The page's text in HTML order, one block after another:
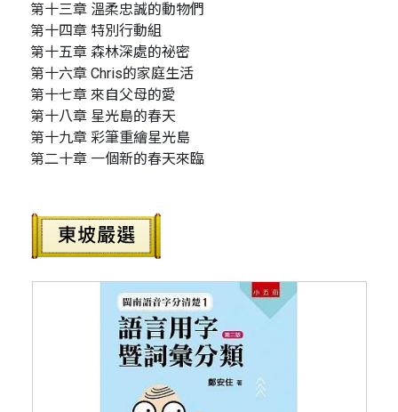
第十三章 溫柔忠誠的動物們
第十四章 特別行動組
第十五章 森林深處的祕密
第十六章 Chris的家庭生活
第十七章 來自父母的愛
第十八章 星光島的春天
第十九章 彩筆重繪星光島
第二十章 一個新的春天來臨